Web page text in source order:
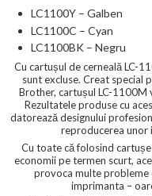
LC1100Y – Galben
LC1100C – Cyan
LC1100BK – Negru
Cu cartușul de cerneală LC-
sunt excluse. Creat special
Brother, cartușul LC-1100M
Rezultatele produse cu
datorează designului
reproducerea unor
Cu toate că folosind
economii pe termen scurt,
provoca multe probleme
imprimanta –